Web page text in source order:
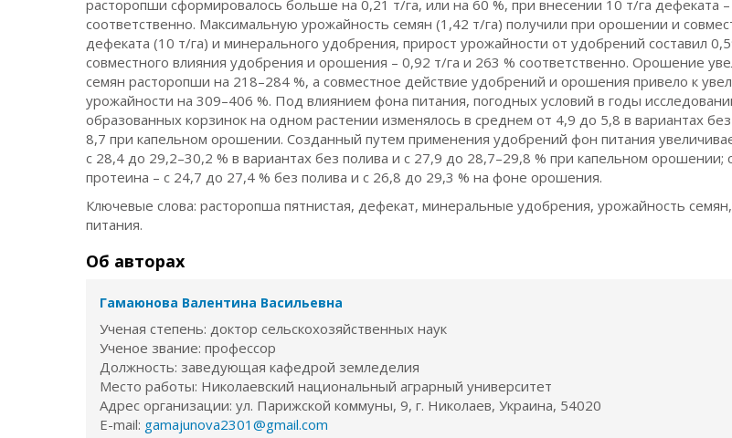
расторопши сформировалось больше на 0,21 т/га, или на 60 %, при внесении 10 т/га дефеката
соответственно. Максимальную урожайность семян (1,42 т/га) получили при орошении и
дефеката (10 т/га) и минерального удобрения, прирост урожайности от удобрений составил
совместного влияния удобрения и орошения – 0,92 т/га и 263 % соответственно. Орошение
семян расторопши на 218–284 %, а совместное действие удобрений и орошения привело к
урожайности на 309–406 %. Под влиянием фона питания, погодных условий в годы
образованных корзинок на одном растении изменялось в среднем от 4,9 до 5,8 в вариантах
8,7 при капельном орошении. Созданный путем применения удобрений фон питания
с 28,4 до 29,2–30,2 % в вариантах без полива и с 27,9 до 28,7–29,8 % при капельном орошении;
протеина – с 24,7 до 27,4 % без полива и с 26,8 до 29,3 % на фоне орошения.
Ключевые слова: расторопша пятнистая, дефекат, минеральные удобрения, урожайность
питания.
Об авторах
Гамаюнова Валентина Васильевна
Ученая степень: доктор сельскохозяйственных наук
Ученое звание: профессор
Должность: заведующая кафедрой земледелия
Место работы: Николаевский национальный аграрный университет
Адрес организации: ул. Парижской коммуны, 9, г. Николаев, Украина, 54020
E-mail: gamajunova2301@gmail.com